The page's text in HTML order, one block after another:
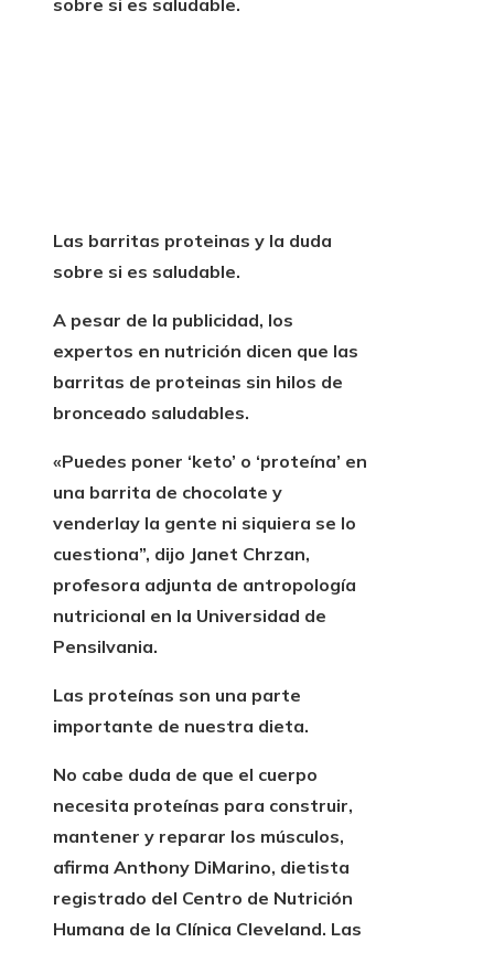
Las barritas proteinas y la duda
sobre si es saludable.
A pesar de la publicidad, los
expertos en nutrición dicen que las
barritas de proteinas sin hilos de
bronceado saludables.
«Puedes poner ‘keto’ o ‘proteína’ en
una barrita de chocolate y
venderlay la gente ni siquiera se lo
cuestiona”, dijo Janet Chrzan,
profesora adjunta de antropología
nutricional en la Universidad de
Pensilvania.
Las proteínas son una parte
importante de nuestra dieta.
No cabe duda de que el cuerpo
necesita proteínas para construir,
mantener y reparar los músculos,
afirma Anthony DiMarino, dietista
registrado del Centro de Nutrición
Humana de la Clínica Cleveland. Las